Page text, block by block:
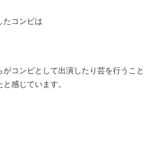
たコンビは
がコンビとして出演したり芸を行うこと
感じています。